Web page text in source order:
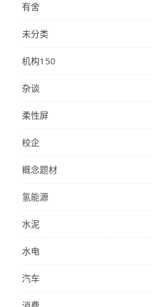
有舍
未分类
机构150
杂谈
柔性屏
校企
概念题材
氢能源
水泥
水电
汽车